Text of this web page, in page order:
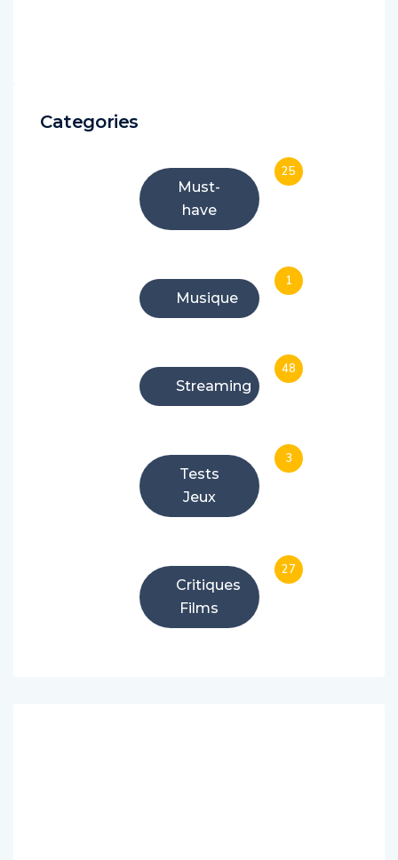
Categories
Must-
have
25
Musique
1
Streaming
48
Tests
Jeux
3
Critiques
Films
27